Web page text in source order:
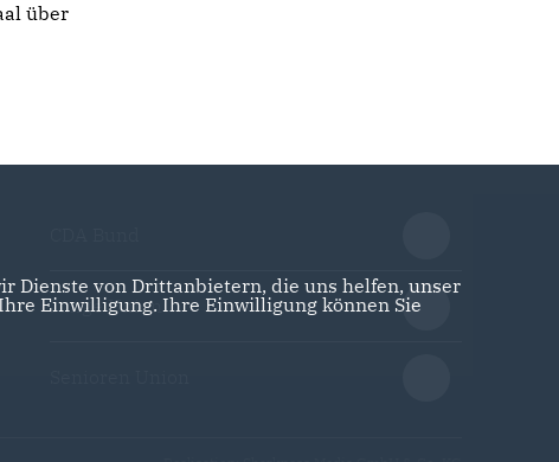
über
Junge Union
Dienste von Drittanbietern, die uns helfen, unser
Einwilligung. Ihre Einwilligung können Sie